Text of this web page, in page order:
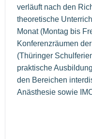
verläuft nach den
theoretische
Monat (Montag bis
Konferenzräumen
(Thüringer
praktische
den Bereichen
Anästhesie sowie